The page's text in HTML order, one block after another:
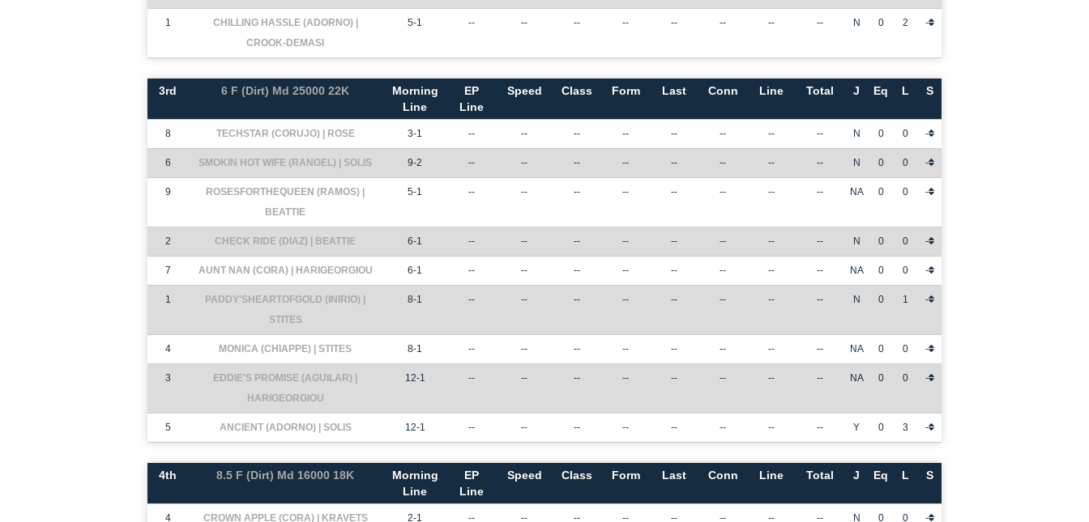
1
CHILLING HASSLE (ADORNO) |
CROOK-DEMASI
5-1 -- -- -- -- -- -- -- -- N 0 2 -
3rd 6 F (Dirt) Md 25000 22K
Morning
Line
EP
Line
Speed Class Form Last Conn Line Total J Eq L S
8 TECHSTAR (CORUJO) | ROSE 3-1 -- -- -- -- -- -- -- -- N 0 0 -
6 SMOKIN HOT WIFE (RANGEL) | SOLIS 9-2 -- -- -- -- -- -- -- -- N 0 0 -
9
ROSESFORTHEQUEEN (RAMOS) |
BEATTIE
5-1 -- -- -- -- -- -- -- -- NA 0 0 -
2 CHECK RIDE (DIAZ) | BEATTIE 6-1 -- -- -- -- -- -- -- -- N 0 0 -
7 AUNT NAN (CORA) | HARIGEORGIOU 6-1 -- -- -- -- -- -- -- -- NA 0 0 -
1
PADDY'SHEARTOFGOLD (INIRIO) |
STITES
8-1 -- -- -- -- -- -- -- -- N 0 1 -
4 MONICA (CHIAPPE) | STITES 8-1 -- -- -- -- -- -- -- -- NA 0 0 -
3
EDDIE'S PROMISE (AGUILAR) |
HARIGEORGIOU
12-1 -- -- -- -- -- -- -- -- NA 0 0 -
5 ANCIENT (ADORNO) | SOLIS 12-1 -- -- -- -- -- -- -- -- Y 0 3 -
4th 8.5 F (Dirt) Md 16000 18K
Morning
Line
EP
Line
Speed Class Form Last Conn Line Total J Eq L S
4 CROWN APPLE (CORA) | KRAVETS 2-1 -- -- -- -- -- -- -- -- N 0 0 -